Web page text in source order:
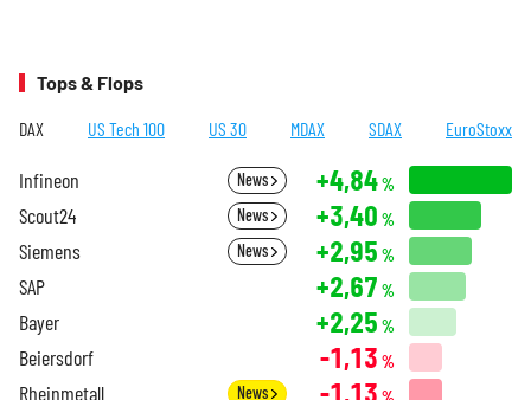
Tops & Flops
DAX US Tech 100 US 30 MDAX SDAX EuroStoxx
Infineon News +4,84%
Scout24 News +3,40 %
Siemens News +2,95 %
SAP +2,67 %
Bayer +2,25 %
Beiersdorf -1,13 %
Rheinmetall News -1,13